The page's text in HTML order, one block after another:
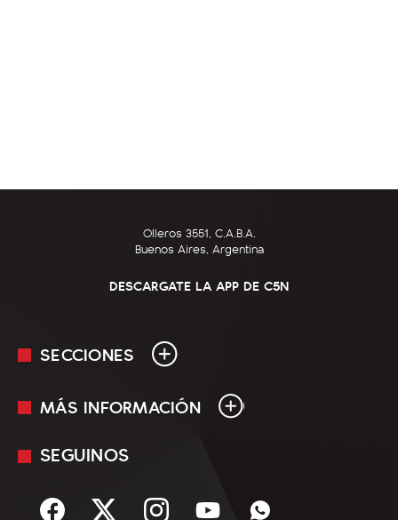
Olleros 3551, C.A.B.A.
Buenos Aires, Argentina
DESCARGATE LA APP DE C5N
SECCIONES
En Vivo
Sociedad
MÁS INFORMACIÓN
Mediakit
Términos y condiciones
SEGUINOS